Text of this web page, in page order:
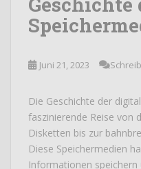
Juni 21, 2023
Die Geschichte der
faszinierende Reise von
Disketten bis zur
Diese Speichermedien
Informationen